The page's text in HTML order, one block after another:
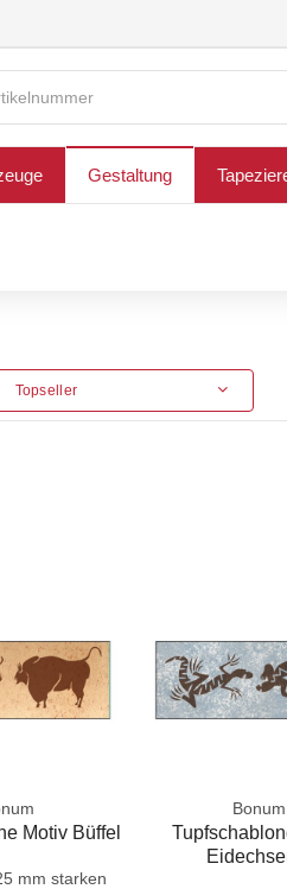
Gestaltung
Topseller
Motiv Büffel
mm starken
Bonum